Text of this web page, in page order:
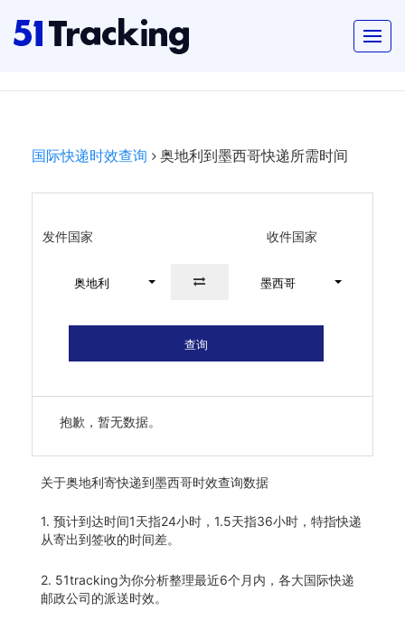
国际快递时效查询 奥地利到墨西哥快递所需时间
发件国家 收件国家
奥地利 墨西哥
查询
抱歉，暂无数据。
关于奥地利寄快递到墨西哥时效查询数据
1. 预计到达时间1天指24小时，1.5天指36小时，特指快递
从寄出到签收的时间差。
2. 51tracking为你分析整理最近6个月内，各大国际快递
邮政公司的派送时效。